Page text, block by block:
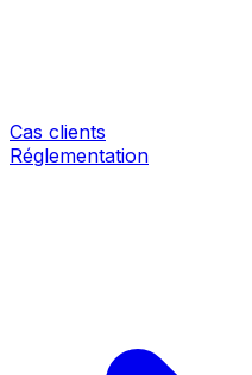
Cas clients
Réglementation